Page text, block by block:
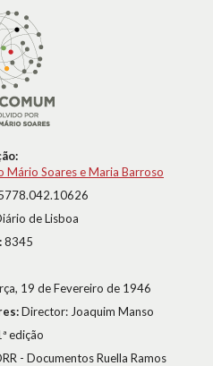
Mário Soares e Maria Barroso
de Lisboa
8345
19 de Fevereiro de 1946
Director: Joaquim Manso
edição
- Documentos Ruella Ramos